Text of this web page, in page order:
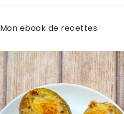
Mon ebook de recettes